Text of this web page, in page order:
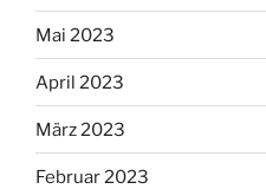
Mai 2023
April 2023
März 2023
Februar 2023